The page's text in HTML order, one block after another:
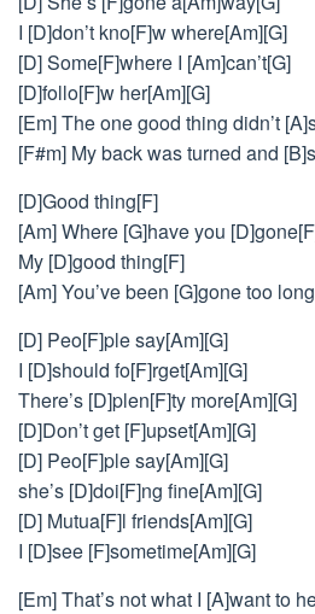
I [D]don’t kno[F]w where[Am][G]
[D] Some[F]where I [Am]can’t[G]
[D]follo[F]w her[Am][G]
[Em] The one good thing didn’t
[F#m] My back was turned and
[D]Good thing[F]
[Am] Where [G]have you
My [D]good thing[F]
[Am] You’ve been [G]gone too
[D] Peo[F]ple say[Am][G]
I [D]should fo[F]rget[Am][G]
There’s [D]plen[F]ty more[Am][G]
[D]Don’t get [F]upset[Am][G]
[D] Peo[F]ple say[Am][G]
she’s [D]doi[F]ng fine[Am][G]
[D] Mutua[F]l friends[Am][G]
I [D]see [F]sometime[Am][G]
[Em] That’s not what I [A]want to